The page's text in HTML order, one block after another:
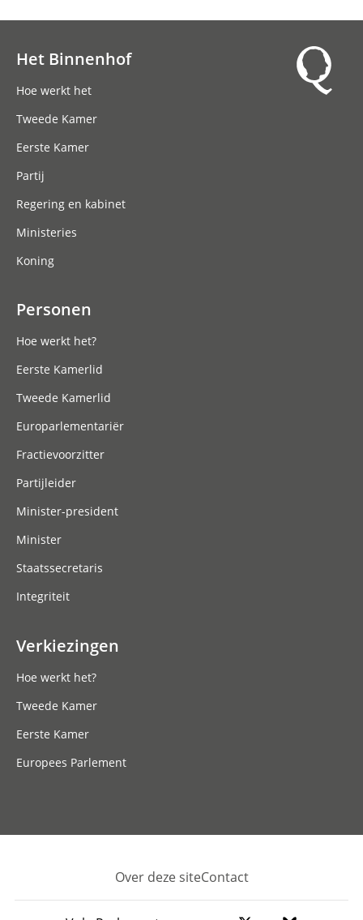
Het Binnenhof
Hoe werkt het
Tweede Kamer
Eerste Kamer
Partij
Regering en kabinet
Ministeries
Koning
Personen
Hoe werkt het?
Eerste Kamerlid
Tweede Kamerlid
Europarlementariër
Fractievoorzitter
Partijleider
Minister-president
Minister
Staatssecretaris
Integriteit
Verkiezingen
Hoe werkt het?
Tweede Kamer
Eerste Kamer
Europees Parlement
Footer
Over deze siteContact